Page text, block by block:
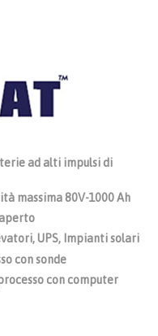
ad alti impulsi di
massima 80V-1000 Ah
UPS, Impianti solari
con sonde
con computer